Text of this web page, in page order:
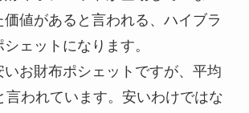
値があると言われる、ハイブラ
ェットになります。
お財布ポシェットですが、平均
言われています。安いわけではな